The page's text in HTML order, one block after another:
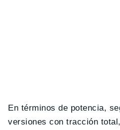
En términos de potencia,
versiones con tracción